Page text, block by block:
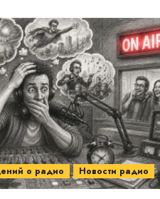
о радио Новости радио